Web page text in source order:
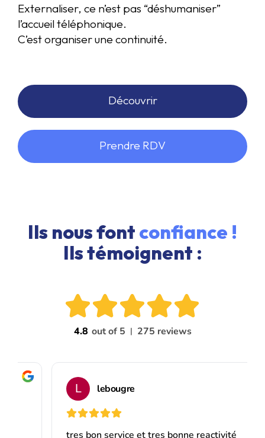
Externaliser, ce n’est pas “déshumaniser”
l’accueil téléphonique.
C’est organiser une continuité.
Découvrir
Prendre RDV
Ils nous font confiance !
Ils témoignent :